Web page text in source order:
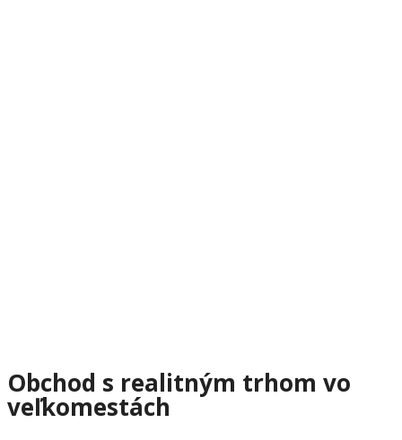
Obchod s realitným trhom vo
veľkomestách